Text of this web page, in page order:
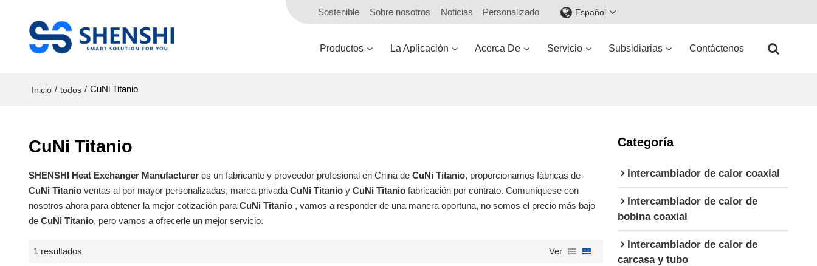
Sostenible Sobre nosotros Noticias Personalizado Español
Productos La Aplicación Acerca De Servicio Subsidiarias Contáctenos
Inicio / todos / CuNi Titanio
CuNi Titanio
SHENSHI Heat Exchanger Manufacturer​es un fabricante y proveedor profesional en China de CuNi Titanio, proporcionamos fábricas de
CuNi Titanioventas al por mayor personalizadas, marca privada CuNi Titanioy CuNi Titaniofabricación por contrato. Comuníquese con
nosotros ahora para obtener la mejor cotización para CuNi Titanio, vamos a responder de una manera oportuna, no somos el precio más bajo
de CuNi Titanio, pero vamos a ofrecerle un mejor servicio.
1 resultados Ver
Categoría
Intercambiador de calor coaxial
Intercambiador de calor de
bobina coaxial
Intercambiador de calor de
carcasa y tubo